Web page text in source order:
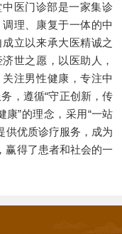
中医门诊部是一家集诊
理、康复于一体的中
立以来承大医精诚之
世之愿，以医助人，
关注男性健康，专注中
，遵循“守正创新，传
康”的理念，采用“一站
供优质诊疗服务，成为
赢得了患者和社会的一